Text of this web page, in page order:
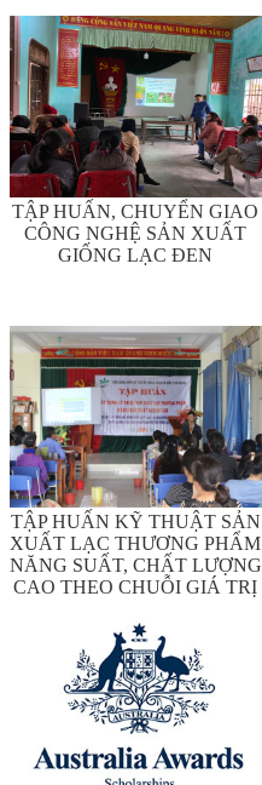
TẬP HUẤN, CHUYỂN GIAO
CÔNG NGHỆ SẢN XUẤT
GIỐNG LẠC ĐEN
TẬP HUẤN KỸ THUẬT SẢN
XUẤT LẠC THƯƠNG PHẨM
NĂNG SUẤT, CHẤT LƯỢNG
CAO THEO CHUỖI GIÁ TRỊ